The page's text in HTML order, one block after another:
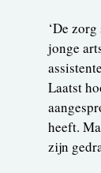
‘De
jonge
Laatst
heeft.
zijn